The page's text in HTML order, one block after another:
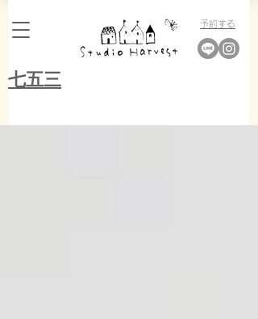
​予約する
​七五三